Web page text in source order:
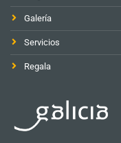
Galería
Servicios
Regala